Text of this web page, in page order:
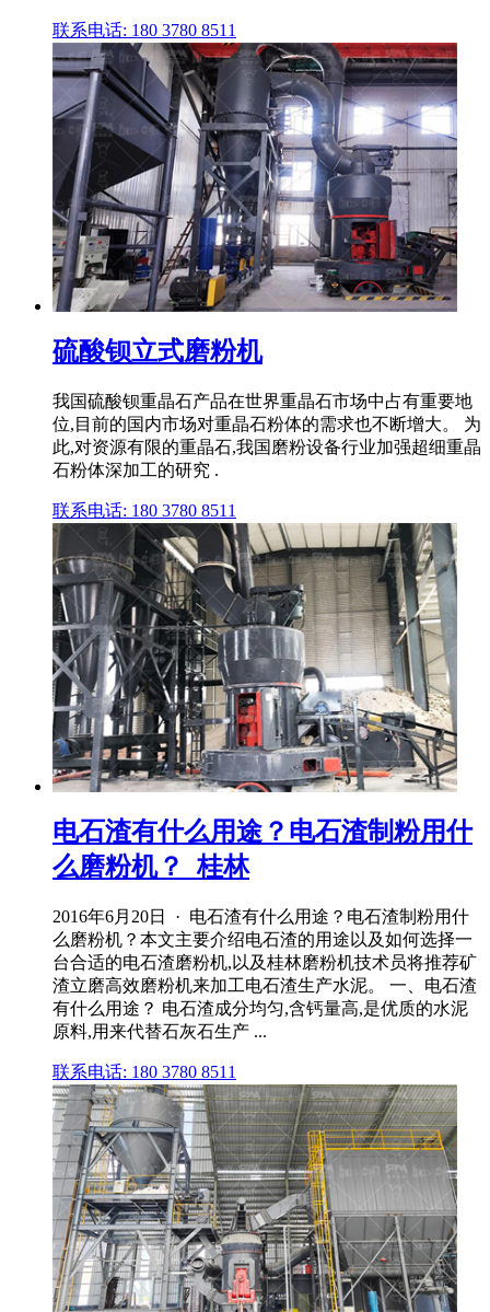
联系电话: 180 3780 8511
硫酸钡立式磨粉机
我国硫酸钡重晶石产品在世界重晶石市场中占有重要地
位,目前的国内市场对重晶石粉体的需求也不断增大。 为
此,对资源有限的重晶石,我国磨粉设备行业加强超细重晶
石粉体深加工的研究 .
联系电话: 180 3780 8511
电石渣有什么用途？电石渣制粉用什
么磨粉机？_桂林
2016年6月20日 · 电石渣有什么用途？电石渣制粉用什
么磨粉机？本文主要介绍电石渣的用途以及如何选择一
台合适的电石渣磨粉机,以及桂林磨粉机技术员将推荐矿
渣立磨高效磨粉机来加工电石渣生产水泥。 一、电石渣
有什么用途？ 电石渣成分均匀,含钙量高,是优质的水泥
原料,用来代替石灰石生产 ...
联系电话: 180 3780 8511